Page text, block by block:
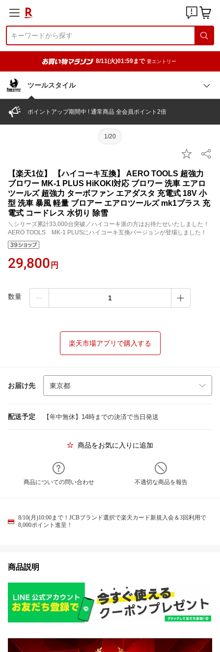
8/11(火)01:59まで 要エントリー
ツールスタイル
ポイントアップ期間中 ! 通常商品 全会員ポイント2倍
1/20
【楽天1位】 【ハイコーキ互換】 AERO TOOLS 超強力
ブロワー MK-1 PLUS HiKOKI対応 ブロワー 洗車 エアロ
ツールズ 超強力 ターボファン エアダスタ 充電式 18V 小
型 洗車 暴風 軽量 ブロアー エアロツールズ mk1プラス 充
電式 コードレス 水切り 除雪
＼シリーズ累計33,000台突破／ハイコーキ派の方はお待たせいたしました！
AERO TOOLS MK-1 PLUSにハイコーキ互換バージョンが登場しました！
29,800 円
数量
楽天市場アプリで購入する
お届け先
配送予定 【年中無休】14時までの決済で当日発送
商品をお気に入りに追加
商品についての問い合わせ 不適切な商品を報告
8/10(月)10:00まで！JCBブランド選択で楽天カード新規入会＆3回利用で
8,000ポイント進呈！
商品説明